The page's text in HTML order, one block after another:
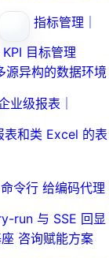
指标管理｜
目标管理
源异构的数据环境
业级报表｜
表和类 Excel 的表
令行 给编码代理
run 与 SSE 回显
咨询赋能方案